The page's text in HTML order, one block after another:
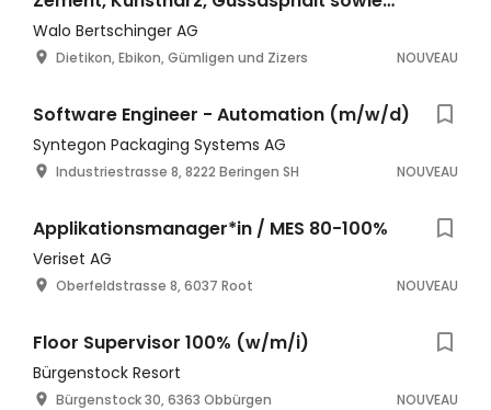
Sportbeläge (m/w/d)
Walo Bertschinger AG
Dietikon, Ebikon, Gümligen und Zizers NOUVEAU
Software Engineer - Automation (m/w/d)
Syntegon Packaging Systems AG
Industriestrasse 8, 8222 Beringen SH NOUVEAU
Applikationsmanager*in / MES 80-100%
Veriset AG
Oberfeldstrasse 8, 6037 Root NOUVEAU
Floor Supervisor 100% (w/m/i)
Bürgenstock Resort
Bürgenstock 30, 6363 Obbürgen NOUVEAU